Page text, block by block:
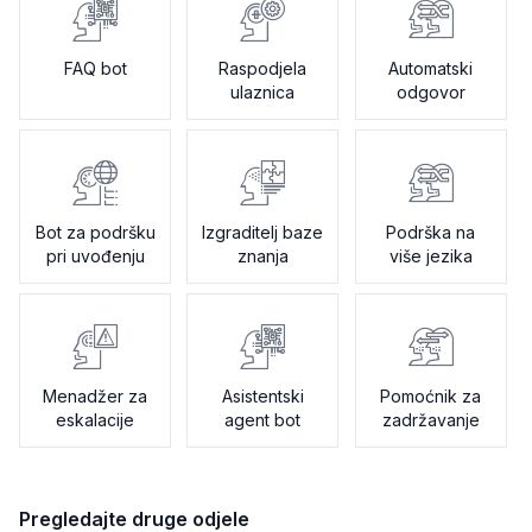
FAQ bot
Raspodjela
ulaznica
Automatski
odgovor
Bot za podršku
pri uvođenju
Izgraditelj baze
znanja
Podrška na
više jezika
Menadžer za
eskalacije
Asistentski
agent bot
Pomoćnik za
zadržavanje
Pregledajte druge odjele